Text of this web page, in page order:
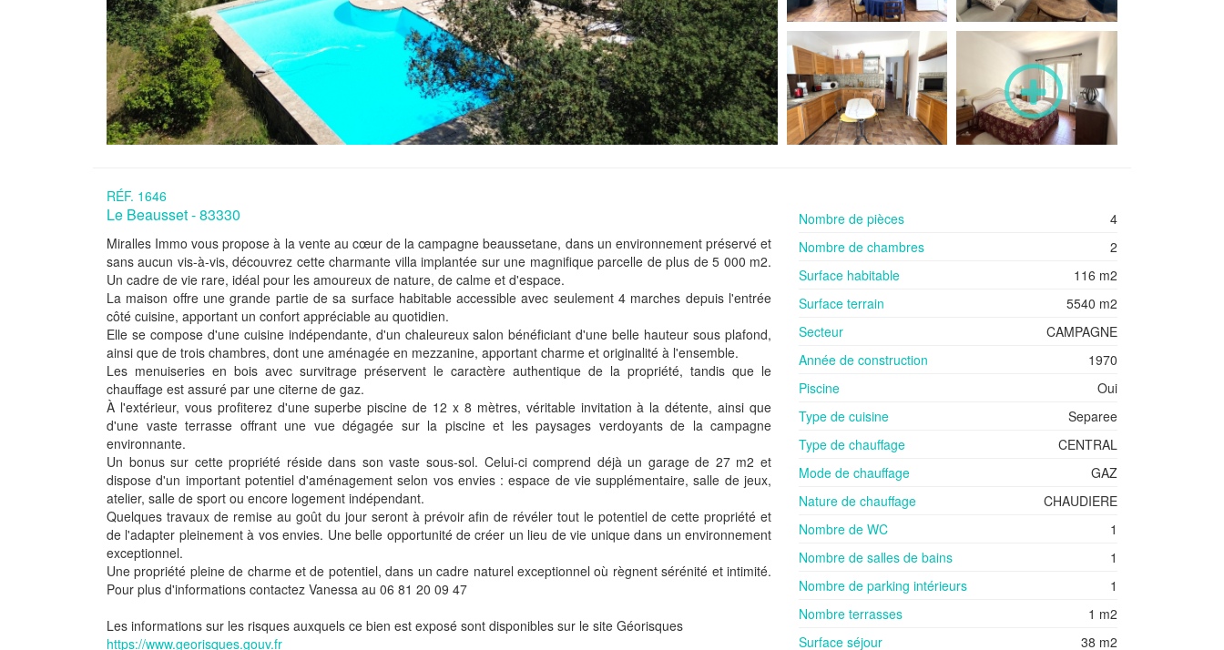
RÉF. 1646
Le Beausset - 83330
Miralles Immo vous propose à la vente au cœur de la campagne beaussetane, dans un environnement préservé et
sans aucun vis-à-vis, découvrez cette charmante villa implantée sur une magnifique parcelle de plus de 5 000 m2.
Un cadre de vie rare, idéal pour les amoureux de nature, de calme et d'espace.
La maison offre une grande partie de sa surface habitable accessible avec seulement 4 marches depuis l'entrée
côté cuisine, apportant un confort appréciable au quotidien.
Elle se compose d'une cuisine indépendante, d'un chaleureux salon bénéficiant d'une belle hauteur sous plafond,
ainsi que de trois chambres, dont une aménagée en mezzanine, apportant charme et originalité à l'ensemble.
Les menuiseries en bois avec survitrage préservent le caractère authentique de la propriété, tandis que le
chauffage est assuré par une citerne de gaz.
À l'extérieur, vous profiterez d'une superbe piscine de 12 x 8 mètres, véritable invitation à la détente, ainsi que
d'une vaste terrasse offrant une vue dégagée sur la piscine et les paysages verdoyants de la campagne
environnante.
Un bonus sur cette propriété réside dans son vaste sous-sol. Celui-ci comprend déjà un garage de 27 m2 et
dispose d'un important potentiel d'aménagement selon vos envies : espace de vie supplémentaire, salle de jeux,
atelier, salle de sport ou encore logement indépendant.
Quelques travaux de remise au goût du jour seront à prévoir afin de révéler tout le potentiel de cette propriété et
de l'adapter pleinement à vos envies. Une belle opportunité de créer un lieu de vie unique dans un environnement
exceptionnel.
Une propriété pleine de charme et de potentiel, dans un cadre naturel exceptionnel où règnent sérénité et intimité.
Pour plus d'informations contactez Vanessa au 06 81 20 09 47
Les informations sur les risques auxquels ce bien est exposé sont disponibles sur le site Géorisques
https://www.georisques.gouv.fr
Nombre de pièces
4
Nombre de chambres
2
Surface habitable
116 m2
Surface terrain
5540 m2
Secteur
CAMPAGNE
Année de construction
1970
Piscine
Oui
Type de cuisine
Separee
Type de chauffage
CENTRAL
Mode de chauffage
GAZ
Nature de chauffage
CHAUDIERE
Nombre de WC
1
Nombre de salles de bains
1
Nombre de parking intérieurs
1
Nombre terrasses
1 m2
Surface séjour
38 m2